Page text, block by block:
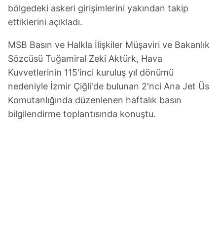
bölgedeki askeri girişimlerini yakından takip
ettiklerini açıkladı.
MSB Basın ve Halkla İlişkiler Müşaviri ve Bakanlık
Sözcüsü Tuğamiral Zeki Aktürk, Hava
Kuvvetlerinin 115'inci kuruluş yıl dönümü
nedeniyle İzmir Çiğli'de bulunan 2'nci Ana Jet Üs
Komutanlığında düzenlenen haftalık basın
bilgilendirme toplantısında konuştu.